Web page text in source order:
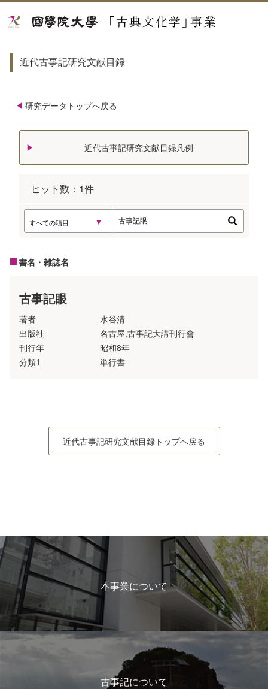
近代古事記研究文献目録
研究データトップへ戻る
近代古事記研究文献目録凡例
ヒット数： 1件
書名・雑誌名
古事記眼
著者
水谷清
出版社
名古屋,古事記大講刊行會
刊行年
昭和8年
分類1
単行書
近代古事記研究文献目録トップへ戻る
本事業について
古事記について